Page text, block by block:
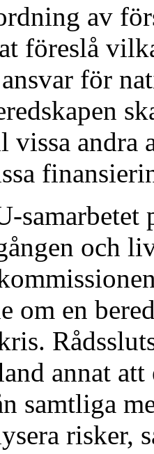
av
föreslå
för
andra
samarbetet
och
om en
annat
samtliga
risker,